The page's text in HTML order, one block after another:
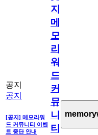
공지
공지
[공지] 메모리워
드 커뮤니티 이벤
트 중단 안내
지]
메
모
리
워
드
커
뮤
니
티